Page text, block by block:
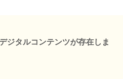
ジタルコンテンツが存在しま